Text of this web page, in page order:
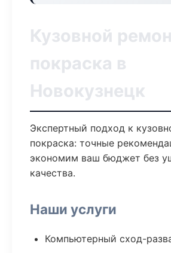
Кузовной
покраска в
Новокузнецк
Экспертный подход к
покраска: точные
экономим ваш бюджет без
качества.
Наши услуги
Компьютерный сход-